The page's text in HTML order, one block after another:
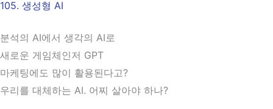
콘
츠
로
건
너
105. 생성형 AI
분석의 AI에서 생각의 AI로
새로운 게임체인저 GPT
마케팅에도 많이 활용된다고?
우리를 대체하는 AI. 어찌 살아야 하나?